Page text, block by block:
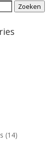
Zoeken
(14)